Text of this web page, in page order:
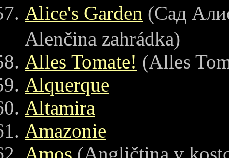
Alice's Garden (Сад
Alenčina zahrádka)
Alles Tomate! (Alles
Alquerque
Altamira
Amazonie